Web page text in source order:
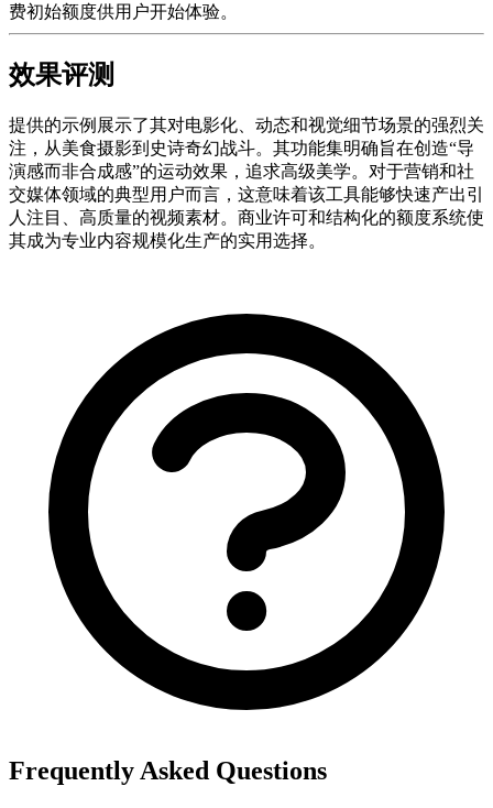
费初始额度供用户开始体验。
效果评测
提供的示例展示了其对电影化、动态和视觉细节场景的强烈关
注，从美食摄影到史诗奇幻战斗。其功能集明确旨在创造“导
演感而非合成感”的运动效果，追求高级美学。对于营销和社
交媒体领域的典型用户而言，这意味着该工具能够快速产出引
人注目、高质量的视频素材。商业许可和结构化的额度系统使
其成为专业内容规模化生产的实用选择。
Frequently Asked Questions